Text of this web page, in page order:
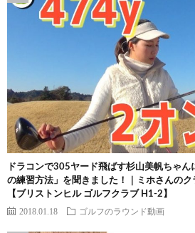
ドラコンで305ヤード飛ばす杉山美帆ちゃ
の練習方法」を聞きました！｜ミホさんの
【ブリストンヒル ゴルフクラブ H1-2】
2018.01.18 ゴルフのラウンド動画